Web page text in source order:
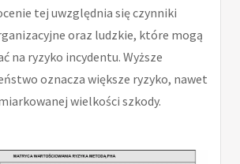
tej uwzględnia się czynniki
oraz ludzkie, które mogą
na ryzyko incydentu. Wyższe
oznacza większe ryzyko, nawet
wielkości szkody.